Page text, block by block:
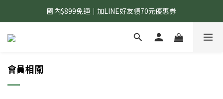
國內$899免運｜加LINE好友領70元優惠券
國內$899免運｜加LINE好友領70元優惠券
訂單滿$1,200｜送好日隨行冷水瓶 (贈完為止)
會員相關